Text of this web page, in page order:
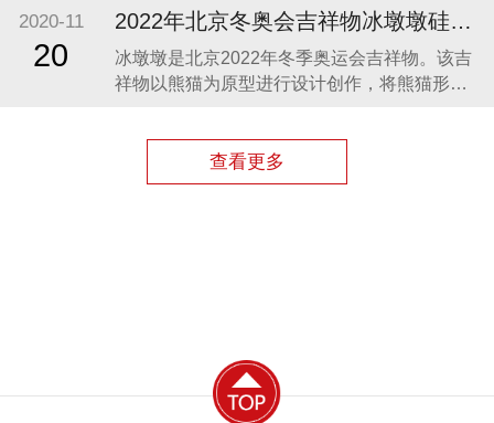
品的的主要材料之一。众盛硅胶厂家在硅胶制
品行业深耕23年，生产的硅胶母婴用品全球使
用用户超百万。 今天我们就来分享几款热卖的
硅胶母婴
2020-11
20
2022年北京冬奥会吉祥物冰墩墩硅胶制品生产案例
冰墩墩是北京2022年冬季奥运会吉祥物。该吉
祥物以熊猫为原型进行设计创作，将熊猫形象
心，奥运组委会将吉祥物冰墩墩放到东莞生
产，而众盛硅胶也有幸参与了冰墩墩的生产制
查看更多